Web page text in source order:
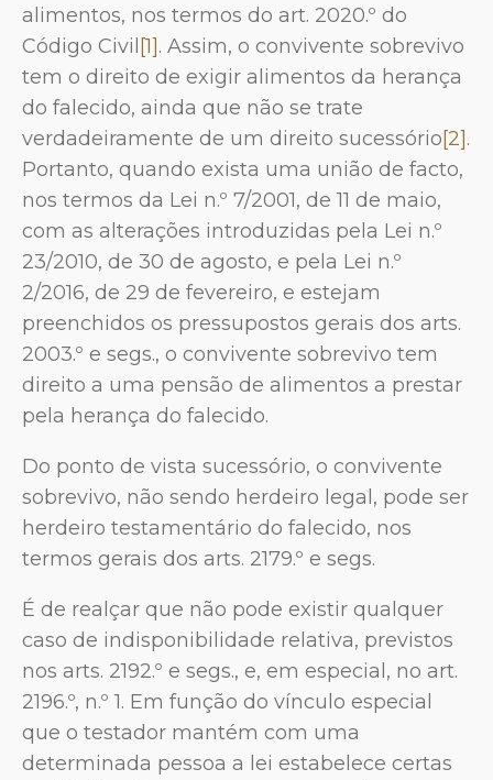
alimentos, nos termos do art. 2020.º do
Código Civil [1]. Assim, o convivente sobrevivo
tem o direito de exigir alimentos da herança
do falecido, ainda que não se trate
verdadeiramente de um direito sucessório[2].
Portanto, quando exista uma união de facto,
nos termos da Lei n.º 7/2001, de 11 de maio,
com as alterações introduzidas pela Lei n.º
23/2010, de 30 de agosto, e pela Lei n.º
2/2016, de 29 de fevereiro, e estejam
preenchidos os pressupostos gerais dos arts.
2003.º e segs., o convivente sobrevivo tem
direito a uma pensão de alimentos a prestar
pela herança do falecido.
Do ponto de vista sucessório, o convivente
sobrevivo, não sendo herdeiro legal, pode ser
herdeiro testamentário do falecido, nos
termos gerais dos arts. 2179.º e segs.
É de realçar que não pode existir qualquer
caso de indisponibilidade relativa, previstos
nos arts. 2192.º e segs., e, em especial, no art.
2196.º, n.º 1. Em função do vínculo especial
que o testador mantém com uma
determinada pessoa a lei estabelece certas